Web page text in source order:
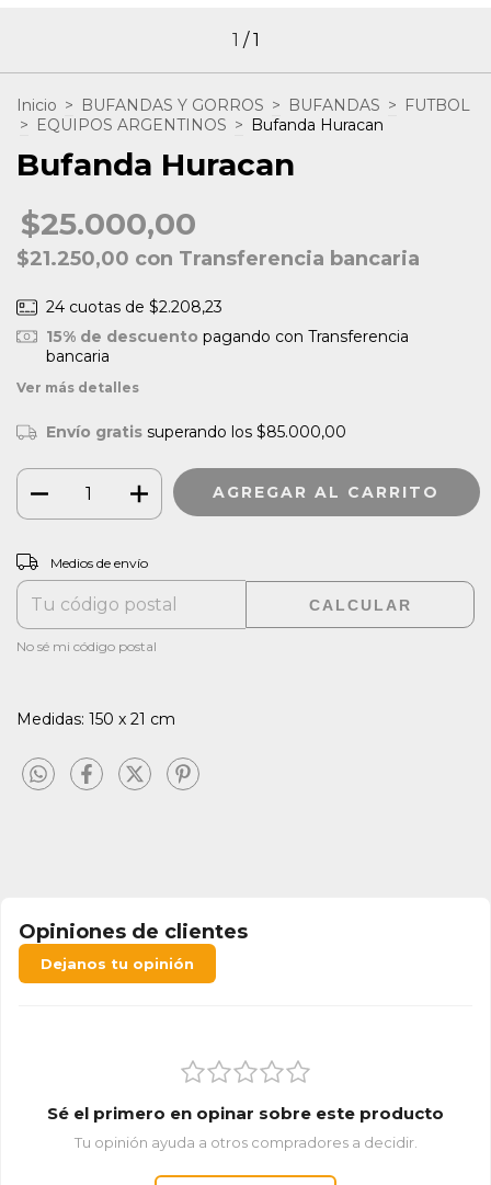
1 /1
Inicio > BUFANDAS Y GORROS > BUFANDAS > FUTBOL
> EQUIPOS ARGENTINOS > Bufanda Huracan
Bufanda Huracan
$25.000,00
$21.250,00 con Transferencia bancaria
24 cuotas de $2.208,23
15% de descuento pagando con Transferencia
bancaria
Ver más detalles
Envío gratis superando los $85.000,00
Entregas para el CP:
Medios de envío
CALCULAR
No sé mi código postal
Medidas: 150 x 21 cm
Opiniones de clientes
Dejanos tu opinión
Sé el primero en opinar sobre este producto
Tu opinión ayuda a otros compradores a decidir.